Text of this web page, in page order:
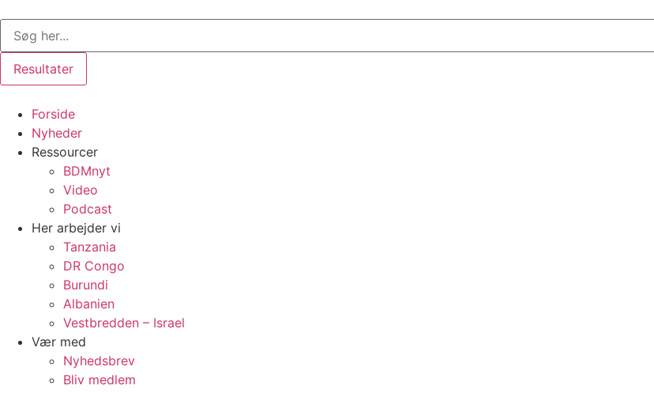
indhold
Search
Resultater
Forside
Nyheder
Ressourcer
BDMnyt
Video
Podcast
Her arbejder vi
Tanzania
DR Congo
Burundi
Albanien
Vestbredden – Israel
Vær med
Nyhedsbrev
Bliv medlem